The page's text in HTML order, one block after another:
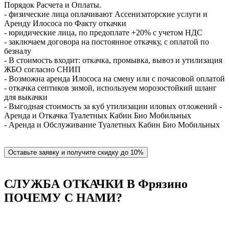
Порядок Расчета и Оплаты.
- физические лица оплачивают Ассенизаторские услуги и
Аренду Илососа по Факту откачки
- юридические лица, по предоплате +20% с учетом НДС
- заключаем договора на постоянное откачку, с оплатой по
безналу
- В стоимость входит: откачка, промывка, вывоз и утилизация
ЖБО согласно СНИП
- Возможна аренда Илососа на смену или с почасовой оплатой
- откачка септиков зимой, используем морозостойкий шланг
для выкачки
- Выгодная стоимость за куб утилизации иловых отложений -
Аренда и Откачка Туалетных Кабин Био Мобильных
- Аренда и Обслуживание Туалетных Кабин Био Мобильных
Оставьте заявку и получите скидку до 10%
СЛУЖБА ОТКАЧКИ В Фрязино
ПОЧЕМУ С НАМИ?